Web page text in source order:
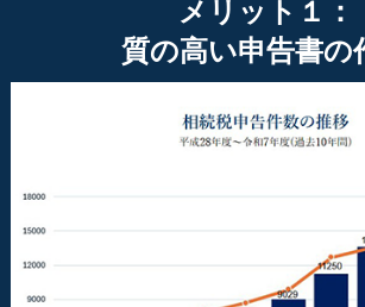
メリット１：
質の高い申告書の